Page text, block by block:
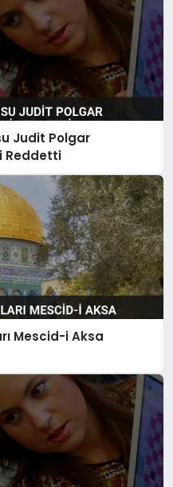
Judit Polgar
Reddetti
Mescid-i Aksa